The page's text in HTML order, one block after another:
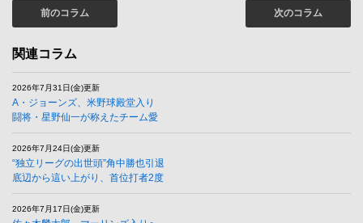
前のコラム 次のコラム
関連コラム
2026年7月31日(金)更新
A・ジョーンズ、米野球殿堂入り
闘将・星野仙一が称えたチーム愛
2026年7月24日(金)更新
“独立リーグの出世頭”角中勝也引退
底辺から這い上がり、首位打者2度
2026年7月17日(金)更新